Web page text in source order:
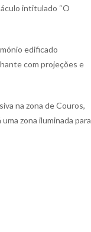
intitulado “O
edificado
com projeções e
na zona de Couros,
zona iluminada para